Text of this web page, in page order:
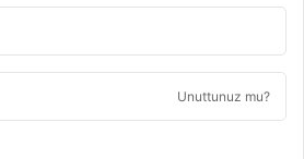
Unuttunuz mu?